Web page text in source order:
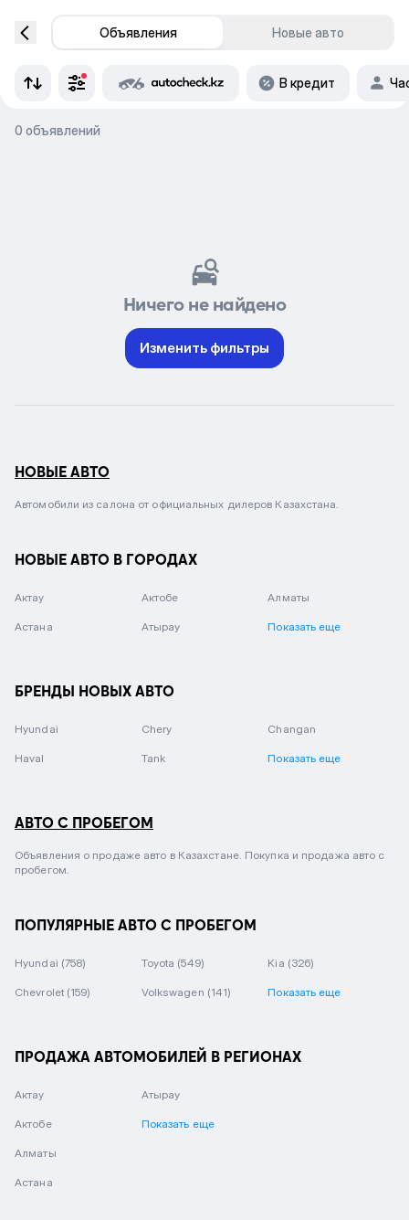
Объявления Новые авто
В кредит
0 объявлений
Ничего не найдено
Изменить фильтры
НОВЫЕ АВТО
Автомобили из салона от официальных дилеров Казахстана.
НОВЫЕ АВТО В ГОРОДАХ
Актау Актобе Алматы
Астана Атырау Показать еще
БРЕНДЫ НОВЫХ АВТО
Hyundai Chery Changan
Haval Tank Показать еще
АВТО С ПРОБЕГОМ
Объявления о продаже авто в Казахстане. Покупка и продажа авто с
пробегом.
ПОПУЛЯРНЫЕ АВТО С ПРОБЕГОМ
Hyundai (758) Toyota (549) Kia (326)
Chevrolet (159) Volkswagen (141) Показать еще
ПРОДАЖА АВТОМОБИЛЕЙ В РЕГИОНАХ
Актау
Актобе
Алматы
Астана
Атырау
Показать еще